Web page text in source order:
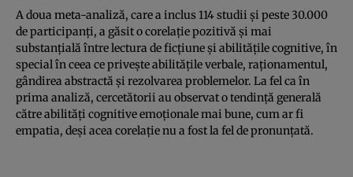
A doua meta-analiză, care a inclus 114 studii și peste 30.000
de participanți, a găsit o corelație pozitivă și mai
substanțială între lectura de ficțiune și abilitățile cognitive, în
special în ceea ce privește abilitățile verbale, raționamentul,
gândirea abstractă și rezolvarea problemelor. La fel ca în
prima analiză, cercetătorii au observat o tendință generală
către abilități cognitive emoționale mai bune, cum ar fi
empatia, deși acea corelație nu a fost la fel de pronunțată.